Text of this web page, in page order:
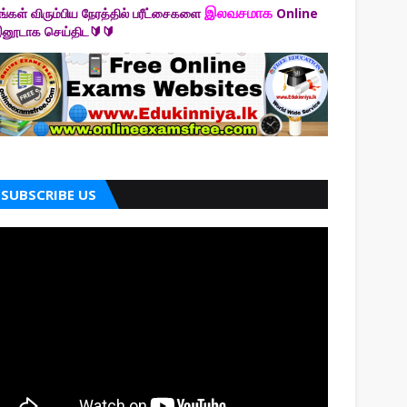
விரும்பிய நேரத்தில் பரீட்சைகளைஇலவசமாக Online
செய்திட🔰🔰
SUBSCRIBE US